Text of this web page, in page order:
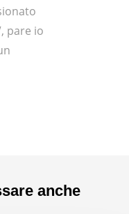
pare io
anche